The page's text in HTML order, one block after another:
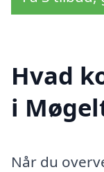
Hvad
i
Når du